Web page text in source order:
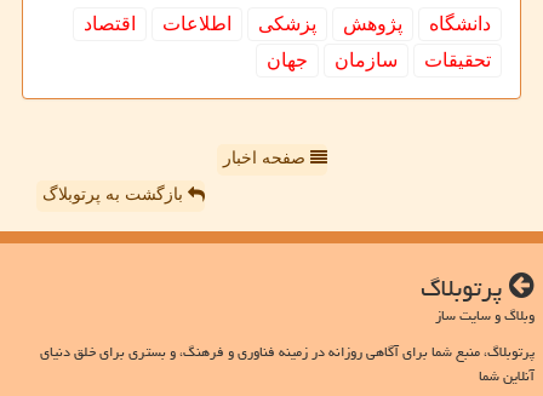
دانشگاه پژوهش پزشكی اطلاعات
اقتصاد
تحقیقات
سازمان جهان
صفحه اخبار
بازگشت به پرتوبلاگ
پرتوبلاگ
وبلاگ و سایت ساز
پرتوبلاگ، منبع شما برای آگاهی روزانه در زمینه فناوری و فرهنگ، و بستری برای خلق دنیای
آنلاین شما